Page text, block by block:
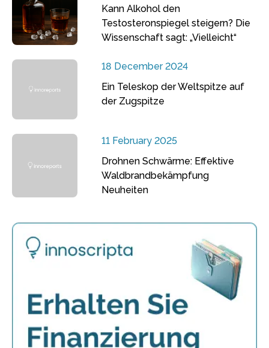
Kann Alkohol den
Testosteronspiegel steigern? Die
Wissenschaft sagt: „Vielleicht“
18 December 2024
Ein Teleskop der Weltspitze auf
der Zugspitze
11 February 2025
Drohnen Schwärme: Effektive
Waldbrandbekämpfung
Neuheiten